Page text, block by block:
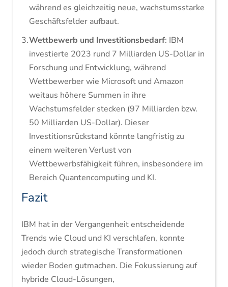
während es gleichzeitig neue, wachstumsstarke
Geschäftsfelder aufbaut.
Wettbewerb und Investitionsbedarf: IBM
investierte 2023 rund 7 Milliarden US-Dollar in
Forschung und Entwicklung, während
Wettbewerber wie Microsoft und Amazon
weitaus höhere Summen in ihre
Wachstumsfelder stecken (97 Milliarden bzw.
50 Milliarden US-Dollar). Dieser
Investitionsrückstand könnte langfristig zu
einem weiteren Verlust von
Wettbewerbsfähigkeit führen, insbesondere im
Bereich Quantencomputing und KI.
Fazit
IBM hat in der Vergangenheit entscheidende
Trends wie Cloud und KI verschlafen, konnte
jedoch durch strategische Transformationen
wieder Boden gutmachen. Die Fokussierung auf
hybride Cloud-Lösungen,